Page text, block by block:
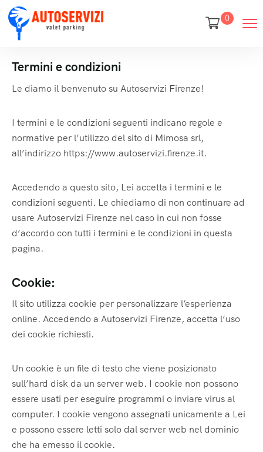
0
Termini e condizioni
Le diamo il benvenuto su Autoservizi Firenze!
I termini e le condizioni seguenti indicano regole e
normative per l’utilizzo del sito di Mimosa srl,
all’indirizzo https://www.autoservizi.firenze.it.
Accedendo a questo sito, Lei accetta i termini e le
condizioni seguenti. Le chiediamo di non continuare ad
usare Autoservizi Firenze nel caso in cui non fosse
d’accordo con tutti i termini e le condizioni in questa
pagina.
Cookie:
Il sito utilizza cookie per personalizzare l’esperienza
online. Accedendo a Autoservizi Firenze, accetta l’uso
dei cookie richiesti.
Un cookie è un file di testo che viene posizionato
sull’hard disk da un server web. I cookie non possono
essere usati per eseguire programmi o inviare virus al
computer. I cookie vengono assegnati unicamente a Lei
e possono essere letti solo dal server web nel dominio
che ha emesso il cookie.